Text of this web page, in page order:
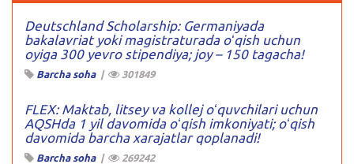
Deutschland Scholarship: Germaniyada
bakalavriat yoki magistraturada oʻqish uchun
oyiga 300 yevro stipendiya; joy – 150 tagacha!
Barcha soha| 301849
FLEX: Maktab, litsey va kollej oʻquvchilari uchun
AQSHda 1 yil davomida oʻqish imkoniyati; oʻqish
davomida barcha xarajatlar qoplanadi!
Barcha soha| 269242